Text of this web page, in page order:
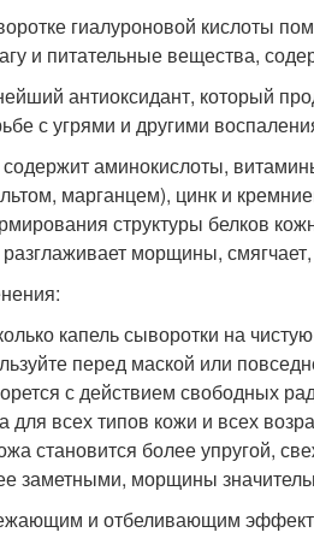
гиалуроновой кислоты
и питательные вещества,
антиоксидант, который
с угрями и другими
содержит аминокислоты,
марганцем), цинк и
структуры белков
разглаживает морщины,
капель сыворотки на
перед маской или
с действием свободных
для всех типов кожи и всех
становится более упругой,
заметными, морщины
и отбеливающим